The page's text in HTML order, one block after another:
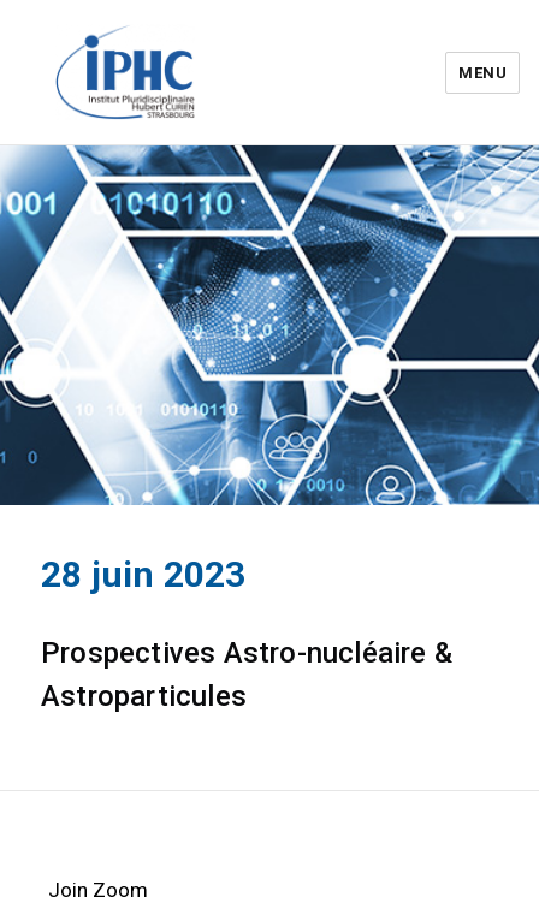
Institut pluridisciplinaire Hubert
Curien – IPHC
MENU
28 juin 2023
Prospectives Astro-nucléaire &
Astroparticules
Join Zoom